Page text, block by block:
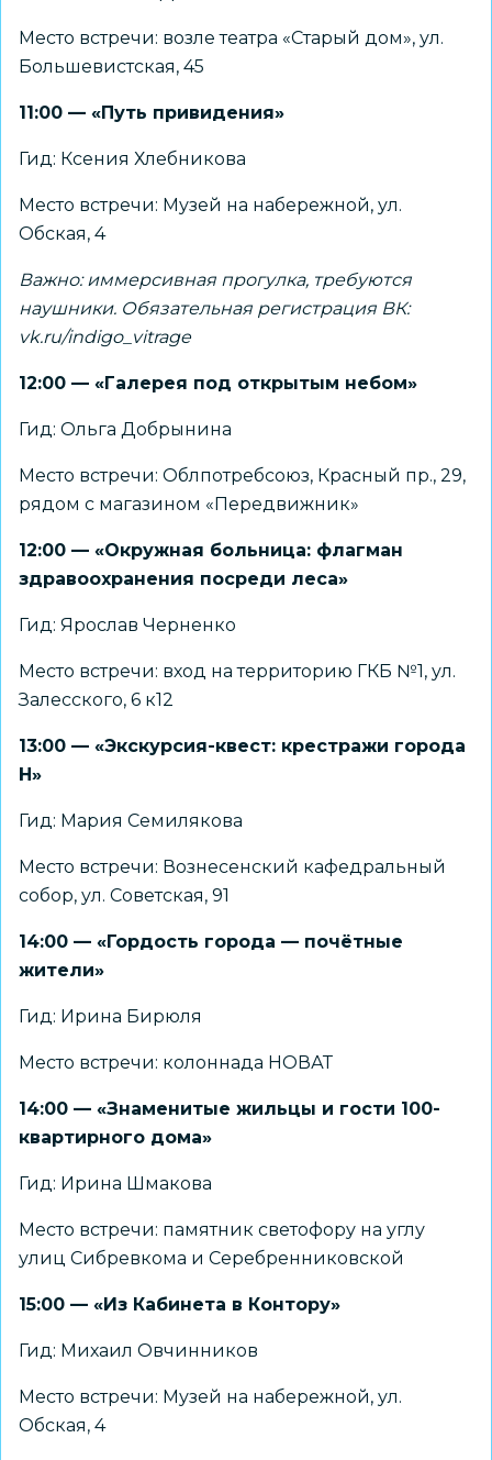
Место встречи: возле театра «Старый дом», ул.
Большевистская, 45
11:00 — «Путь привидения»
Гид: Ксения Хлебникова
Место встречи: Музей на набережной, ул.
Обская, 4
Важно: иммерсивная прогулка, требуются
наушники. Обязательная регистрация ВК:
vk.ru/indigo_vitrage
12:00 — «Галерея под открытым небом»
Гид: Ольга Добрынина
Место встречи: Облпотребсоюз, Красный пр., 29,
рядом с магазином «Передвижник»
12:00 — «Окружная больница: флагман
здравоохранения посреди леса»
Гид: Ярослав Черненко
Место встречи: вход на территорию ГКБ №1, ул.
Залесского, 6 к12
13:00 — «Экскурсия-квест: крестражи города
Н»
Гид: Мария Семилякова
Место встречи: Вознесенский кафедральный
собор, ул. Советская, 91
14:00 — «Гордость города — почётные
жители»
Гид: Ирина Бирюля
Место встречи: колоннада НОВАТ
14:00 — «Знаменитые жильцы и гости 100-
квартирного дома»
Гид: Ирина Шмакова
Место встречи: памятник светофору на углу
улиц Сибревкома и Серебренниковской
15:00 — «Из Кабинета в Контору»
Гид: Михаил Овчинников
Место встречи: Музей на набережной, ул.
Обская, 4